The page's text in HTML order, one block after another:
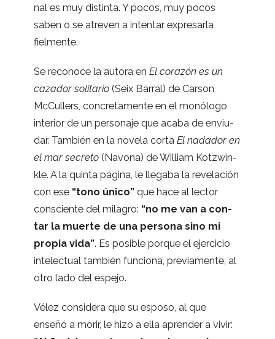
nal es muy dis­tinta. Y pocos, muy pocos
saben o se atre­ven a inten­tar expre­sarla
fielmente.
Se reco­noce la autora en El cora­zón es un
caza­dor soli­ta­rio(Seix Barral) de Car­son
McCu­llers, con­cre­ta­mente en el monó­logo
inte­rior de un per­so­naje que acaba de enviu­
dar. Tam­bién en la novela corta El nada­dor en
el mar secreto(Navona) de William Kotz­win­
kle. A la quinta página, le lle­gaba la reve­la­ción
con ese “tono único”que hace al lec­tor
cons­ciente del mila­gro: “no me van a con­
tar la muerte de una per­sona sino mi
pro­pia vida”. Es posi­ble por­que el ejer­ci­cio
inte­lec­tual tam­bién fun­ciona, pre­via­mente, al
otro lado del espejo.
Vélez con­si­dera que su esposo, al que
enseñó a morir, le hizo a ella apren­der a vivir: